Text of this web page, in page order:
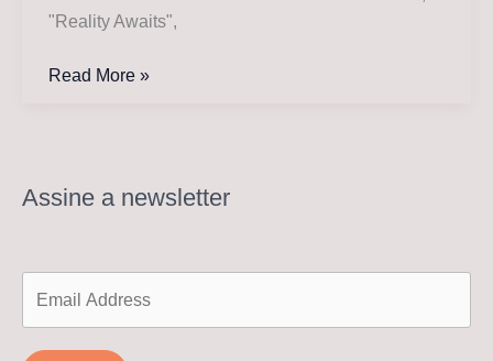
"Reality Awaits",
Julian
Nick
Valensi
breve”
The
Read More »
Assine a newsletter